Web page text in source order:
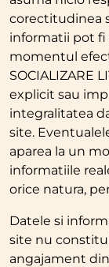
corectitudinea
informatii pot
momentul
SOCIALIZARE
explicit sau
integralitatea
site.
aparea la un
informatiile
orice natura,
Datele si
site nu
angajament din